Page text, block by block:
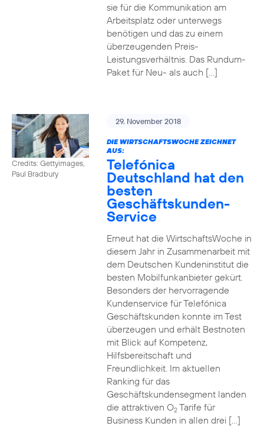
sie für die Kommunikation am
Arbeitsplatz oder unterwegs
benötigen und das zu einem
überzeugenden Preis-
Leistungsverhältnis. Das Rundum-
Paket für Neu- als auch […]
Credits: Gettyimages,
Paul Bradbury
29. November 2018
DIE WIRTSCHAFTSWOCHE ZEICHNET
AUS:
Telefónica
Deutschland hat den
besten
Geschäftskunden-
Service
Erneut hat die WirtschaftsWoche in
diesem Jahr in Zusammenarbeit mit
dem Deutschen Kundeninstitut die
besten Mobilfunkanbieter gekürt.
Besonders der hervorragende
Kundenservice für Telefónica
Geschäftskunden konnte im Test
überzeugen und erhält Bestnoten
mit Blick auf Kompetenz,
Hilfsbereitschaft und
Freundlichkeit. Im aktuellen
Ranking für das
Geschäftskundensegment landen
die attraktiven O2Tarife für
Business Kunden in allen drei […]